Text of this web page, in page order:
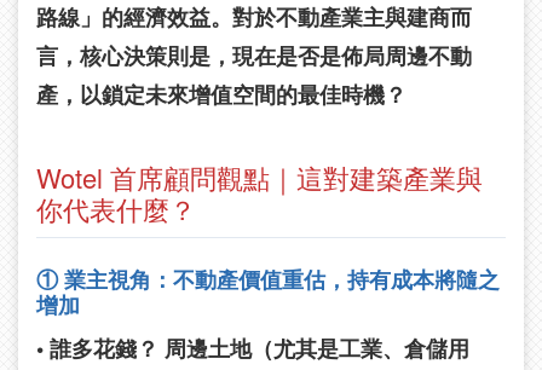
路線」的經濟效益。對於不動產業主與建商而
言，核心決策則是，現在是否是佈局周邊不動
產，以鎖定未來增值空間的最佳時機？
Wotel 首席顧問觀點｜這對建築產業與
你代表什麼？
① 業主視角：不動產價值重估，持有成本將隨之
增加
• 誰多花錢？ 周邊土地（尤其是工業、倉儲用